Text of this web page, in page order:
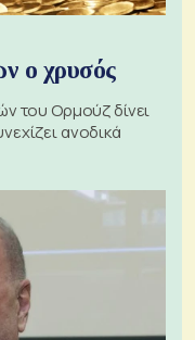
ο χρυσός
του Ορμούζ δίνει
ανοδικά